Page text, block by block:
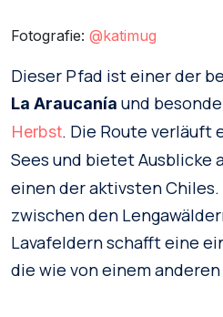
Fotografie: @katimug
Dieser Pfad ist einer der
La Araucanía und
Herbst. Die Route verläuft
Sees und bietet Ausblicke
einen der aktivsten
zwischen den
Lavafeldern schafft eine
die wie von einem